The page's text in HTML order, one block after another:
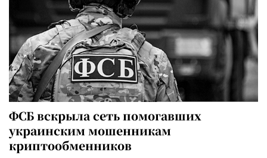
ФСБ вскрыла сеть помогавших
украинским мошенникам
криптообменников